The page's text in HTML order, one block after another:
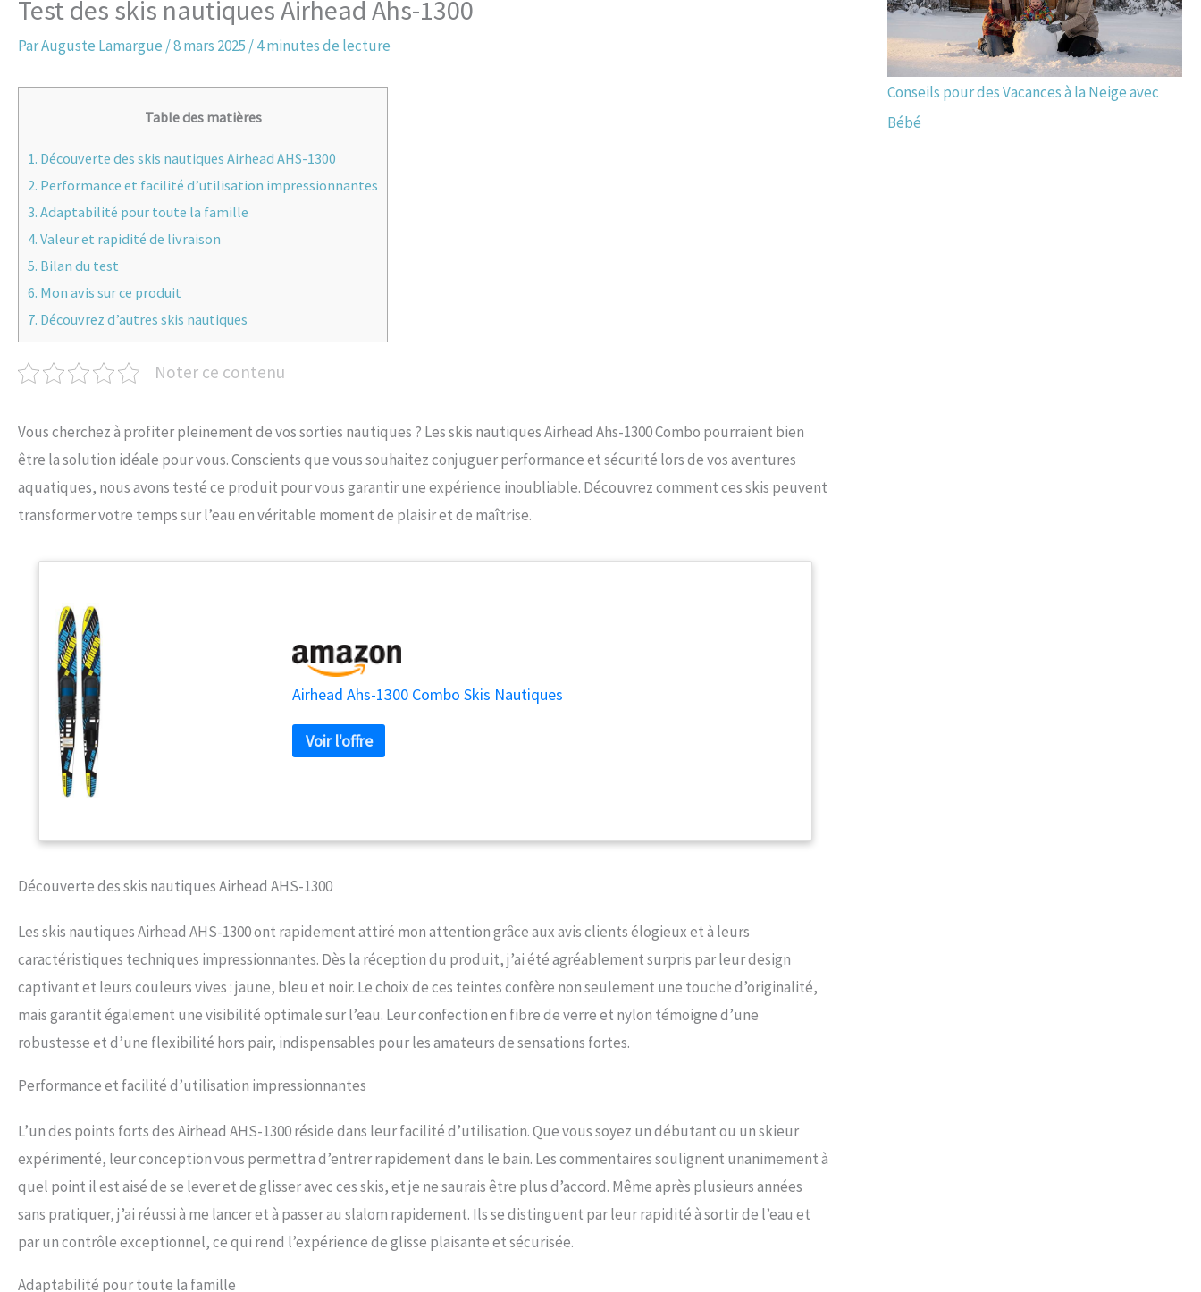
Test des skis nautiques Airhead Ahs-1300
ParAuguste Lamargue /8 mars 2025 /4 minutes de lecture
Table des matières
1. Découverte des skis nautiques Airhead AHS-1300
2. Performance et facilité d’utilisation impressionnantes
3. Adaptabilité pour toute la famille
4. Valeur et rapidité de livraison
5. Bilan du test
6. Mon avis sur ce produit
7. Découvrez d’autres skis nautiques
Noter ce contenu
Vous cherchez à profiter pleinement de vos sorties nautiques ? Les skis nautiques Airhead Ahs-1300 Combo pourraient bien
être la solution idéale pour vous. Conscients que vous souhaitez conjuguer performance et sécurité lors de vos aventures
aquatiques, nous avons testé ce produit pour vous garantir une expérience inoubliable. Découvrez comment ces skis peuvent
transformer votre temps sur l’eau en véritable moment de plaisir et de maîtrise.
Airhead Ahs-1300 Combo Skis Nautiques
Découverte des skis nautiques Airhead AHS-1300
Les skis nautiques Airhead AHS-1300 ont rapidement attiré mon attention grâce aux avis clients élogieux et à leurs
caractéristiques techniques impressionnantes. Dès la réception du produit, j’ai été agréablement surpris par leur design
captivant et leurs couleurs vives : jaune, bleu et noir. Le choix de ces teintes confère non seulement une touche d’originalité,
mais garantit également une visibilité optimale sur l’eau. Leur confection en fibre de verre et nylon témoigne d’une
robustesse et d’une flexibilité hors pair, indispensables pour les amateurs de sensations fortes.
Performance et facilité d’utilisation impressionnantes
L’un des points forts des Airhead AHS-1300 réside dans leur facilité d’utilisation. Que vous soyez un débutant ou un skieur
expérimenté, leur conception vous permettra d’entrer rapidement dans le bain. Les commentaires soulignent unanimement à
quel point il est aisé de se lever et de glisser avec ces skis, et je ne saurais être plus d’accord. Même après plusieurs années
sans pratiquer, j’ai réussi à me lancer et à passer au slalom rapidement. Ils se distinguent par leur rapidité à sortir de l’eau et
par un contrôle exceptionnel, ce qui rend l’expérience de glisse plaisante et sécurisée.
Adaptabilité pour toute la famille
Conseils pour des Vacances à la Neige avec
Bébé